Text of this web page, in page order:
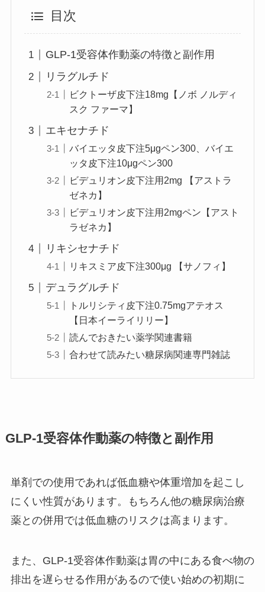
目次
GLP-1受容体作動薬の特徴と副作用
リラグルチド
ビクトーザ皮下注18mg【ノボ ノルディ
スク ファーマ】
エキセナチド
バイエッタ皮下注5μgペン300、バイエ
ッタ皮下注10μgペン300
ビデュリオン皮下注用2mg 【アストラ
ゼネカ】
ビデュリオン皮下注用2mgペン【アスト
ラゼネカ】
リキシセナチド
リキスミア皮下注300μg 【サノフィ】
デュラグルチド
トルリシティ皮下注0.75mgアテオス
【日本イーライリリー】
読んでおきたい薬学関連書籍
合わせて読みたい糖尿病関連専門雑誌
GLP-1受容体作動薬の特徴と副作用
単剤での使用であれば低血糖や体重増加を起こし
にくい性質があります。もちろん他の糖尿病治療
薬との併用では低血糖のリスクは高まります。
また、GLP-1受容体作動薬は胃の中にある食べ物の
排出を遅らせる作用があるので使い始めの初期に